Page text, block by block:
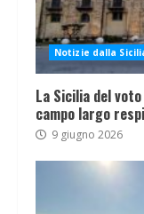
Notizie dalla
La Sicilia del
campo largo
9 giugno 2026